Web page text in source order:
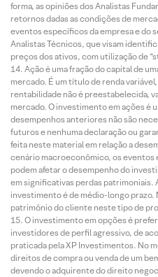
forma, as opiniões dos Analistas
retornos dadas as condições de
eventos específicos da empresa e do
Analistas Técnicos, que visam
preços dos ativos, com utilização de
Ação é uma fração do capital de
mercado. É um título de renda
rentabilidade não é preestabelecida,
mercado. O investimento em ações é
desempenhos anteriores não são
futuros e nenhuma declaração ou
feita neste material em relação a
cenário macroeconômico, os eventos
podem afetar o desempenho do
em significativas perdas patrimoniais.
investimento é de médio-longo prazo.
patrimônio do cliente neste tipo de
O investimento em opções é
investidores de perfil agressivo, de
praticada pela XP Investimentos. No
direitos de compra ou venda de um
devendo o adquirente do direito